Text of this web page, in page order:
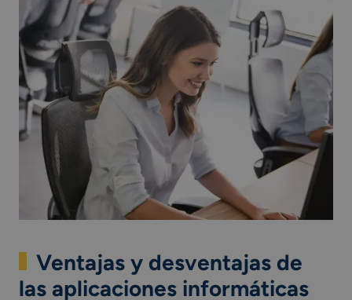
Ventajas y desventajas de
las aplicaciones informáticas